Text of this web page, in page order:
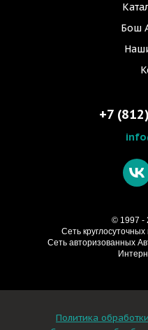
Бош
+7
© 1997 -
Cеть
Сеть авторизованных
Политика